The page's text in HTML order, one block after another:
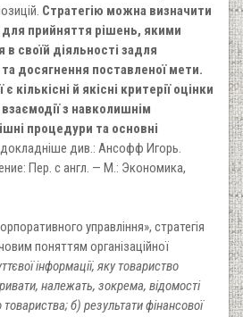
Стратегію можна визначити
для прийняття рішень, якими
в своїй діяльності задля
та досягнення поставленої мети.
кількісні й якісні критерії оцінки
з навколишнім
процедури та основні
див.: Ансофф Игорь.
Пер. с англ. — М.: Экономика,
управління», стратегія
поняттям організаційної
інформації, яку товариство
належать, зокрема, відомості
б) результати фінансової